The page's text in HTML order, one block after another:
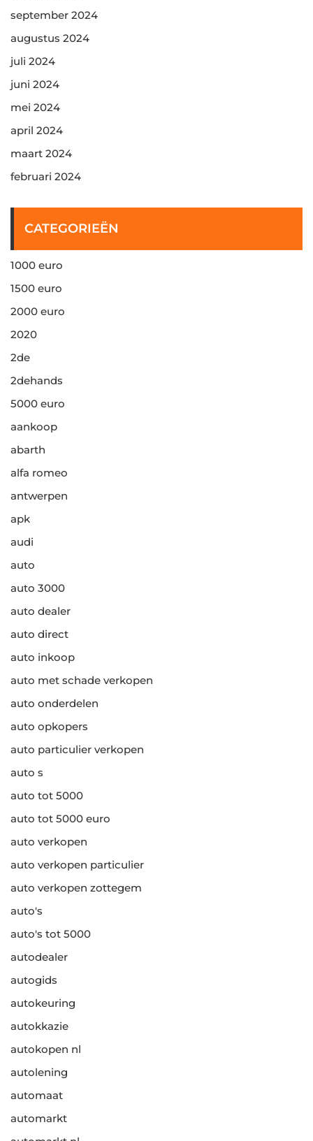
september 2024
augustus 2024
juli 2024
juni 2024
mei 2024
april 2024
maart 2024
februari 2024
CATEGORIEËN
1000 euro
1500 euro
2000 euro
2020
2de
2dehands
5000 euro
aankoop
abarth
alfa romeo
antwerpen
apk
audi
auto
auto 3000
auto dealer
auto direct
auto inkoop
auto met schade verkopen
auto onderdelen
auto opkopers
auto particulier verkopen
auto s
auto tot 5000
auto tot 5000 euro
auto verkopen
auto verkopen particulier
auto verkopen zottegem
auto's
auto's tot 5000
autodealer
autogids
autokeuring
autokkazie
autokopen nl
autolening
automaat
automarkt